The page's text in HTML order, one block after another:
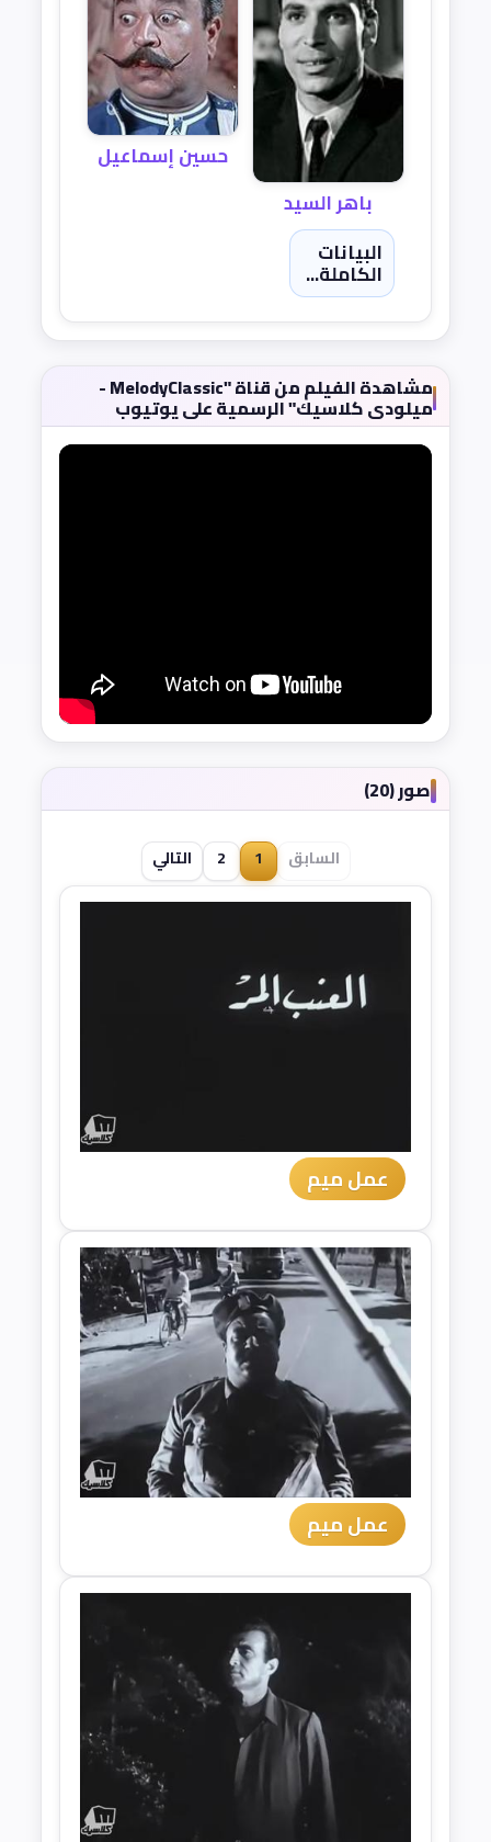
باهر السيد
حسين إسماعيل
البيانات
الكاملة...
مشاهدة الفيلم من قناة "MelodyClassic -
ميلودى كلاسيك" الرسمية على يوتيوب
صور (20)
السابق 1
2 التالي
عمل ميم
عمل ميم